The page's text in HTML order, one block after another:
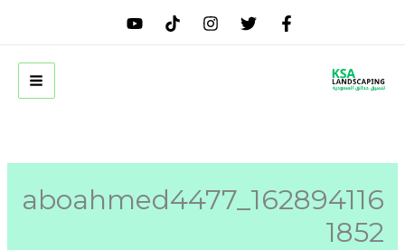
aboahmed4477_162894116
1852